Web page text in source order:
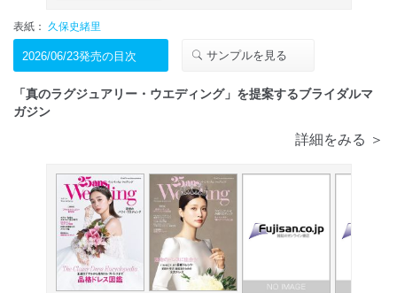
表紙： 久保史緒里
2026/06/23発売の目次 サンプルを見る
「真のラグジュアリー・ウエディング」を提案するブライダルマ
ガジン
詳細をみる ＞